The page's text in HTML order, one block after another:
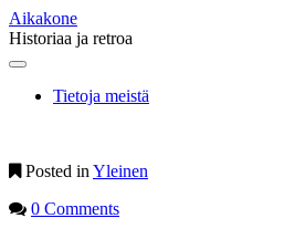
Aikakone
Historiaa ja retroa
Main
Skip
contentTietoja meistä
Posted in Yleinen
0 Comments